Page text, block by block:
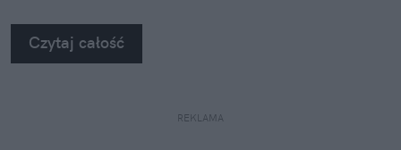
Czytaj całość
REKLAMA